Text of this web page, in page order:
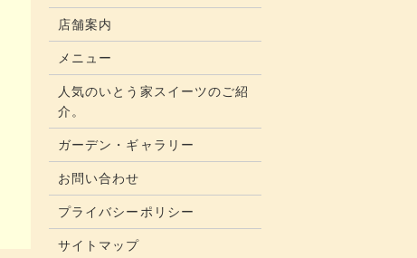
店舗案内
メニュー
人気のいとう家スイーツのご紹
介。
ガーデン・ギャラリー
お問い合わせ
プライバシーポリシー
サイトマップ